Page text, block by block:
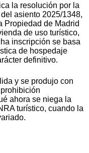
la resolución por la
asiento 2025/1348,
Propiedad de Madrid
de uso turístico,
inscripción se basa
de hospedaje
definitivo.
y se produjo con
ahora se niega la
turístico, cuando la